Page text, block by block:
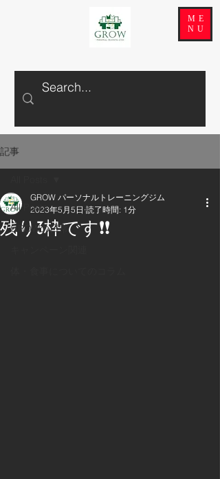
ME
NU
記事
All Posts
GROWの日常
残り3枠です❗❗
GROW パーソナルトレーニングジム
2023年5月5日 読了時間: 1分